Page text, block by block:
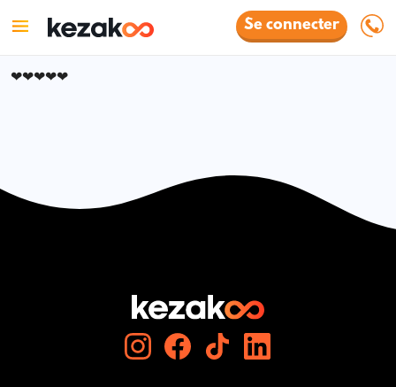
Se connecter
❤❤❤❤❤